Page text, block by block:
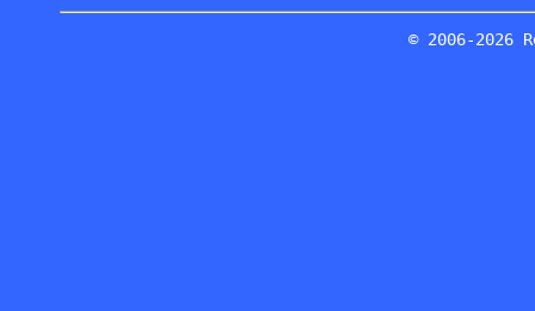
© 2006-2026